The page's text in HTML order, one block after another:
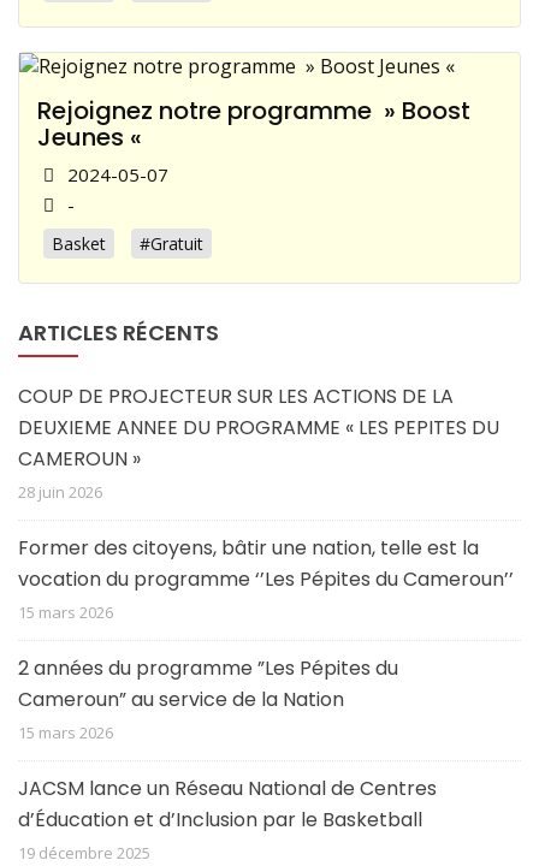
Rejoignez notre programme » Boost
Jeunes «
2024-05-07
-
Basket #Gratuit
ARTICLES RÉCENTS
COUP DE PROJECTEUR SUR LES ACTIONS DE LA
DEUXIEME ANNEE DU PROGRAMME « LES PEPITES DU
CAMEROUN »
28 juin 2026
Former des citoyens, bâtir une nation, telle est la
vocation du programme ‘’Les Pépites du Cameroun’’
15 mars 2026
2 années du programme ”Les Pépites du
Cameroun” au service de la Nation
15 mars 2026
JACSM lance un Réseau National de Centres
d’Éducation et d’Inclusion par le Basketball
19 décembre 2025